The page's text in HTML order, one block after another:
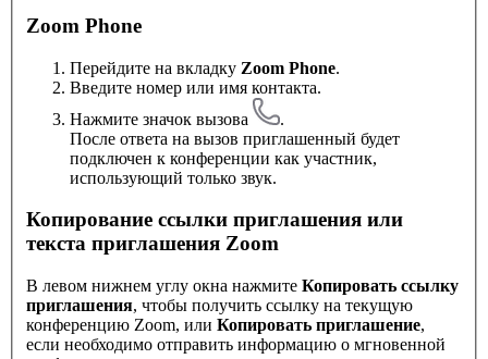
Zoom Phone
Перейдите на вкладку Zoom Phone.
Введите номер или имя контакта.
Нажмите значок вызова
.
После ответа на вызов приглашенный будет
подключен к конференции как участник,
использующий только звук.
Копирование ссылки приглашения или
текста приглашения Zoom
В левом нижнем углу окна нажмите Копировать ссылку
приглашения, чтобы получить ссылку на текущую
конференцию Zoom, или Копировать приглашение,
если необходимо отправить информацию о мгновенной